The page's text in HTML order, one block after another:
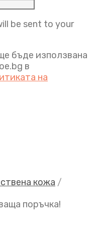
be sent to your
бъде използвана
в
на
кожа /
поръчка!